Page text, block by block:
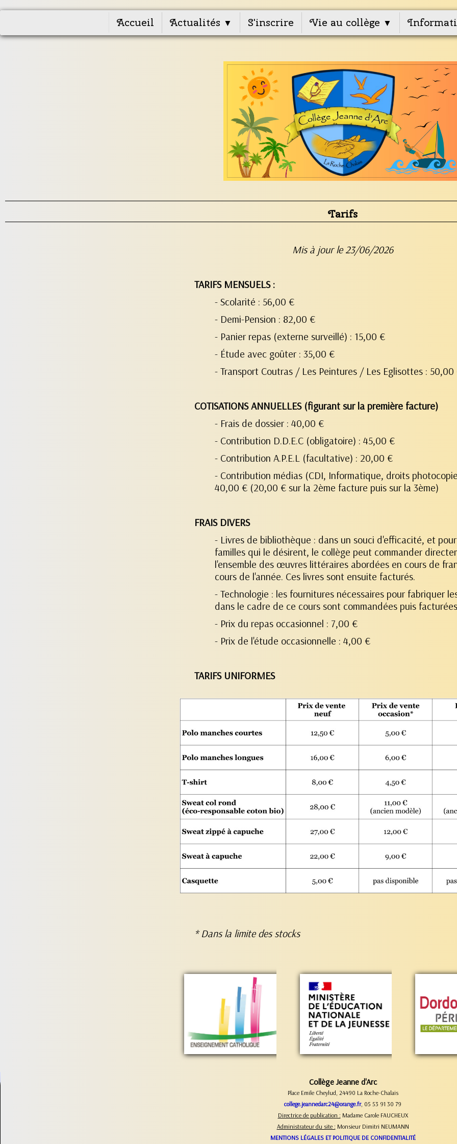
Accueil Actualités ▼ S'inscrire Vie au collège ▼
Tarifs
Mis à jour le 23/06/2026
TARIFS MENSUELS :
- Scolarité : 56,00 €
- Demi-Pension : 82,00 €
- Panier repas (externe surveillé) : 15,00 €
- Étude avec goûter : 35,00 €
- Transport Coutras / Les Peintures / Les Eglisottes : 50,00
COTISATIONS ANNUELLES (figurant sur la première facture)
- Frais de dossier : 40,00 €
- Contribution D.D.E.C (obligatoire) : 45,00 €
- Contribution A.P.E.L (facultative) : 20,00 €
- Contribution médias (CDI, Informatique, droits
40,00 € (20,00 € sur la 2ème facture puis sur la 3ème)
FRAIS DIVERS
- Livres de bibliothèque : dans un souci d'efficacité, et
familles qui le désirent, le collège peut commander
l'ensemble des œuvres littéraires abordées en cours de
cours de l'année. Ces livres sont ensuite facturés.
- Technologie : les fournitures nécessaires pour fabriquer
dans le cadre de ce cours sont commandées puis
- Prix du repas occasionnel : 7,00 €
- Prix de l'étude occasionnelle : 4,00 €
TARIFS UNIFORMES
* Dans la limite des stocks
Collège Jeanne d'Arc
Place Emile Cheylud, 24490 La Roche-Chalais
college.jeannedarc24@orange.fr, 05 53 91 30 79
Directrice de publication : Madame Carole FAUCHEUX
Administrateur du site : Monsieur Dimitri NEUMANN
MENTIONS LÉGALES ET POLITIQUE DE CONFIDENTIALITÉ